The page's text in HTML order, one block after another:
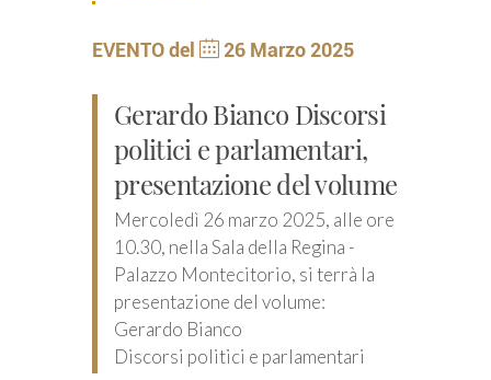
EVENTO del 26 Marzo 2025
Gerardo Bianco Discorsi
politici e parlamentari,
presentazione del volume
Mercoledì 26 marzo 2025, alle ore
10.30, nella Sala della Regina -
Palazzo Montecitorio, si terrà la
presentazione del volume:
Gerardo Bianco
Discorsi politici e parlamentari